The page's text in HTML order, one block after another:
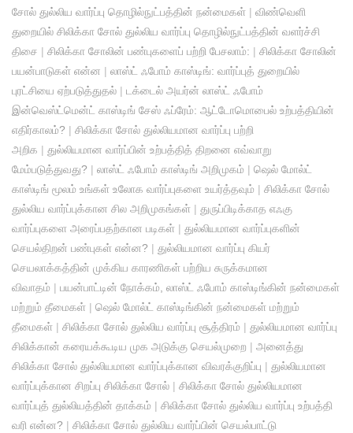
சோல் துல்லிய வார்ப்பு தொழில்நுட்பத்தின் நன்மைகள் | விண்வெளி
துறையில் சிலிக்கா சோல் துல்லிய வார்ப்பு தொழில்நுட்பத்தின் வளர்ச்சி
திசை | சிலிக்கா சோலின் பண்புகளைப் பற்றி பேசலாம்: | சிலிக்கா சோலின்
பயன்பாடுகள் என்ன | லாஸ்ட் ஃபோம் காஸ்டிங்: வார்ப்புத் துறையில்
புரட்சியை ஏற்படுத்துதல் | டக்டைல் ​​அயர்ன் லாஸ்ட் ஃபோம்
இன்வெஸ்ட்மென்ட் காஸ்டிங் சேஸ் ஃப்ரேம்: ஆட்டோமொபைல் உற்பத்தியின்
எதிர்காலம்? | சிலிக்கா சோல் துல்லியமான வார்ப்பு பற்றி
அறிக | துல்லியமான வார்ப்பின் உற்பத்தித் திறனை எவ்வாறு
மேம்படுத்துவது? | லாஸ்ட் ஃபோம் காஸ்டிங் அறிமுகம் | ஷெல் மோல்ட்
காஸ்டிங் மூலம் உங்கள் உலோக வார்ப்புகளை உயர்த்தவும் | சிலிக்கா சோல்
துல்லிய வார்ப்புக்கான சில அறிமுகங்கள் | துருப்பிடிக்காத எஃகு
வார்ப்புகளை அரைப்பதற்கான படிகள் | துல்லியமான வார்ப்புகளின்
செயல்திறன் பண்புகள் என்ன? | துல்லியமான வார்ப்பு கியர்
செயலாக்கத்தின் முக்கிய காரணிகள் பற்றிய சுருக்கமான
விவாதம் | பயன்பாட்டின் நோக்கம், லாஸ்ட் ஃபோம் காஸ்டிங்கின் நன்மைகள்
மற்றும் தீமைகள் | ஷெல் மோல்ட் காஸ்டிங்கின் நன்மைகள் மற்றும்
தீமைகள் | சிலிக்கா சோல் துல்லிய வார்ப்பு சூத்திரம் | துல்லியமான வார்ப்பு
சிலிக்கான் கரையக்கூடிய முக அடுக்கு செயல்முறை | அனைத்து
சிலிக்கா சோல் துல்லியமான வார்ப்புக்கான விவரக்குறிப்பு | துல்லியமான
வார்ப்புக்கான சிறப்பு சிலிக்கா சோல் | சிலிக்கா சோல் துல்லியமான
வார்ப்புத் துல்லியத்தின் தாக்கம் | சிலிக்கா சோல் துல்லிய வார்ப்பு உற்பத்தி
வரி என்ன? | சிலிக்கா சோல் துல்லிய வார்ப்பின் செயல்பாட்டு